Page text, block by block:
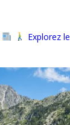
Explorez